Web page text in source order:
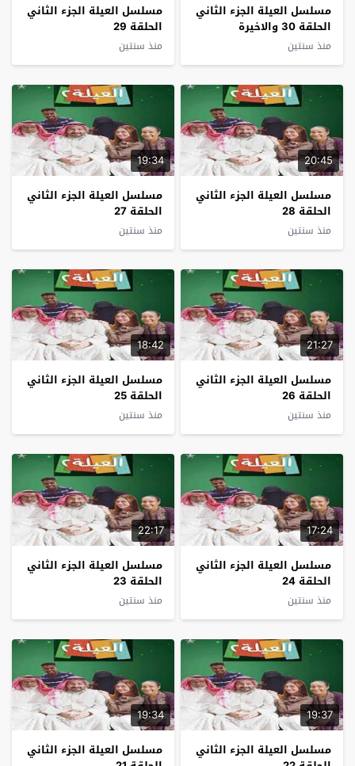
مسلسل العيلة الجزء الثاني
الحلقة 30 والاخيرة
منذ سنتين
مسلسل العيلة الجزء الثاني
الحلقة 29
منذ سنتين
20:45
مسلسل العيلة الجزء الثاني
الحلقة 28
منذ سنتين
19:34
مسلسل العيلة الجزء الثاني
الحلقة 27
منذ سنتين
21:27
مسلسل العيلة الجزء الثاني
الحلقة 26
منذ سنتين
18:42
مسلسل العيلة الجزء الثاني
الحلقة 25
منذ سنتين
17:24
مسلسل العيلة الجزء الثاني
الحلقة 24
منذ سنتين
22:17
مسلسل العيلة الجزء الثاني
الحلقة 23
منذ سنتين
19:37
مسلسل العيلة الجزء الثاني
19:34
مسلسل العيلة الجزء الثاني